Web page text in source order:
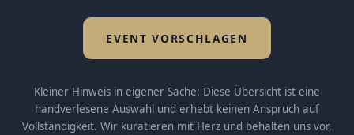
EVENT VORSCHLAGEN
Kleiner Hinweis in eigener Sache: Diese Übersicht ist eine
handverlesene Auswahl und erhebt keinen Anspruch auf
Vollständigkeit. Wir kuratieren mit Herz und behalten uns vor,